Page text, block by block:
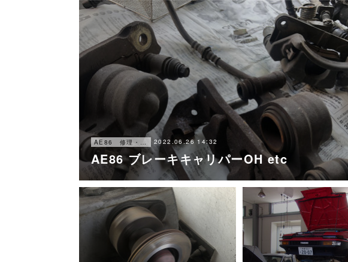
2022.06.26 14:32
AE86 ブレーキキャリパーOH etc